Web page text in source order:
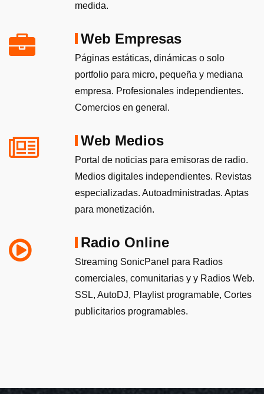
medida.
Web Empresas
Páginas estáticas, dinámicas o solo
portfolio para micro, pequeña y mediana
empresa. Profesionales independientes.
Comercios en general.
Web Medios
Portal de noticias para emisoras de radio.
Medios digitales independientes. Revistas
especializadas. Autoadministradas. Aptas
para monetización.
Radio Online
Streaming SonicPanel para Radios
comerciales, comunitarias y y Radios Web.
SSL, AutoDJ, Playlist programable, Cortes
publicitarios programables.